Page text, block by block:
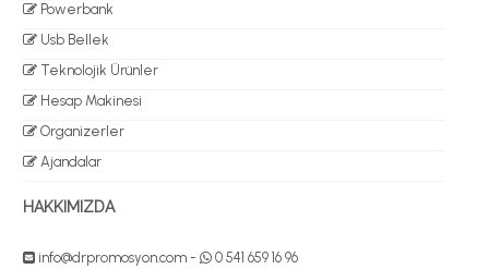
Powerbank
Usb Bellek
Teknolojik Ürünler
Hesap Makinesi
Organizerler
Ajandalar
HAKKIMIZDA
info@drpromosyon.com - 0 541 659 16 96